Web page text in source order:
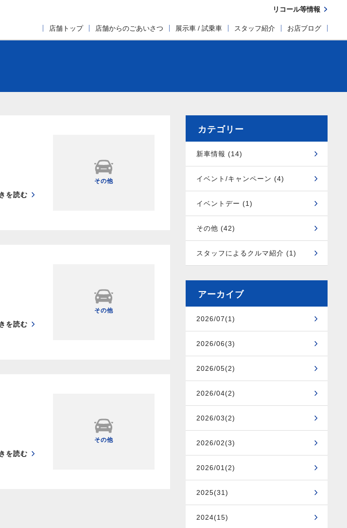
店舗トップ 店舗からのごあいさつ 展示車 / 試乗車 スタッフ紹介 お店ブログ
リコール等情報
を読む
その他
を読む
その他
を読む
その他
カテゴリー
新車情報 (14)
イベント/キャンペーン (4)
イベントデー (1)
その他 (42)
スタッフによるクルマ紹介 (1)
アーカイブ
2026/07(1)
2026/06(3)
2026/05(2)
2026/04(2)
2026/03(2)
2026/02(3)
2026/01(2)
2025(31)
2024(15)